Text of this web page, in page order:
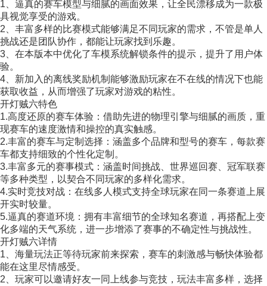
1、逼真的赛车模型与细腻的画面效果，让全民漂移成为一款极
具视觉享受的游戏。
2、丰富多样的比赛模式能够满足不同玩家的需求，不管是单人
挑战还是团队协作，都能让玩家找到乐趣。
3、在本版本中优化了车模系统解锁条件的提示，提升了用户体
验。
4、新加入的离线奖励机制能够激励玩家在不在线的情况下也能
获取收益，从而增强了玩家对游戏的粘性。
开灯贼六特色
1.高度还原的赛车体验：借助先进的物理引擎与细腻的画质，重
现赛车的速度激情和操控的真实触感。
2.丰富的赛车与定制选择：涵盖多个品牌和型号的赛车，每款赛
车都支持细致的个性化定制。
3.丰富多元的赛事模式：涵盖时间挑战、世界巡回赛、冠军联赛
等多种类型，以契合不同玩家的多样化需求。
4.实时竞技对战：在线多人模式支持全球玩家在同一条赛道上展
开实时较量。
5.逼真的赛道环境：拥有丰富细节的全球知名赛道，再搭配上变
化多端的天气系统，进一步增添了赛事的不确定性与挑战性。
开灯贼六详情
1、海量玩法正等待玩家前来探索，赛车的刺激感与畅快体验都
能在这里尽情感受。
2、玩家可以邀请好友一同上线参与竞技，玩法丰富多样，选择